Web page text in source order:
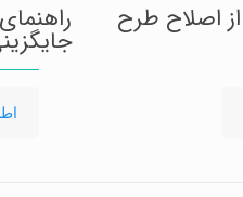
اصلاح طرح
-